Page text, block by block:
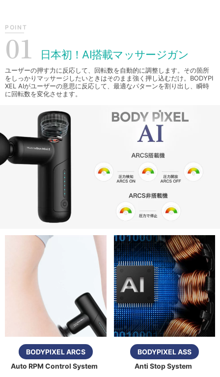
POINT
01 日本初！AI搭載マッサージガン
ユーザーの押す力に反応して、回転数を自動的に調整します。その箇所
をしっかりマッサージしたいときはそのまま強く押し込むだけ。BODYPI
XEL AIがユーザーの意思に反応して、最適なパターンを割り出し、瞬時
に回転数を変化させます。
BODYPIXEL ARCS
Auto RPM Control System
BODYPIXEL ASS
Anti Stop System